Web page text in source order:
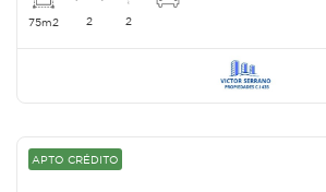
75m2 2 2
APTO CRÉDITO